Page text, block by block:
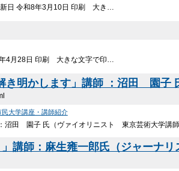
日 令和8年3月10日 印刷 大き…
4月28日 印刷 大きな文字で印…
き明かします」講師 ：沼田 園
大学講座・講師紹介
沼田 園子 氏（ヴァイオリニスト 東京芸術大学講
講師：麻生雍一郎氏（ジャーナ